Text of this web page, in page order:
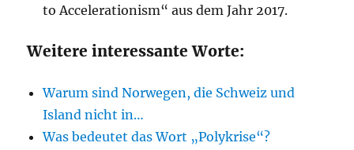
to Accelerationism“ aus dem Jahr 2017.
Weitere interessante Worte:
Warum sind Norwegen, die Schweiz und
Island nicht in…
Was bedeutet das Wort „Polykrise“?